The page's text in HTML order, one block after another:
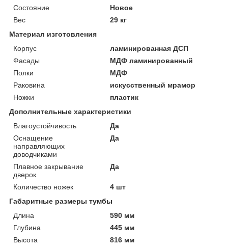
Состояние
Новое
Вес
29 кг
Материал изготовления
Корпус
ламинированная ДСП
Фасады
МДФ ламинированный
Полки
МДФ
Раковина
искусственный мрамор
Ножки
пластик
Дополнительные характеристики
Влагоустойчивость
Да
Оснащение
направляющих
доводчиками
Да
Плавное закрывание
дверок
Да
Количество ножек
4 шт
Габаритные размеры тумбы
Длина
590 мм
Глубина
445 мм
Высота
816 мм